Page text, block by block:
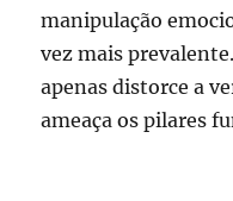
manipulação
vez mais
apenas distorce a
ameaça os pilares